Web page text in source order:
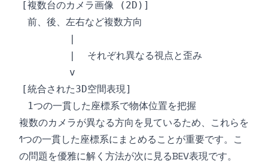
複数のカメラが異なる方向を見ているため、これらを
1つの一貫した座標系にまとめることが重要です。こ
の問題を優雅に解く方法が次に見るBEV表現です。